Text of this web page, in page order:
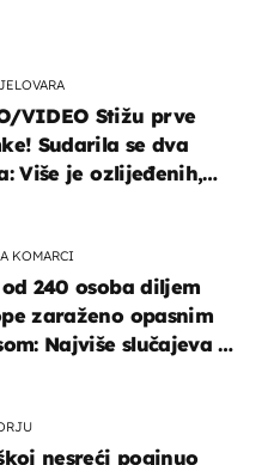
VIDEO Stižu prve
Sudarila se dva
Više je ozlijeđenih,
KOMARCI
240 osoba diljem
zaraženo opasnim
Najviše slučajeva u
nesreći poginuo